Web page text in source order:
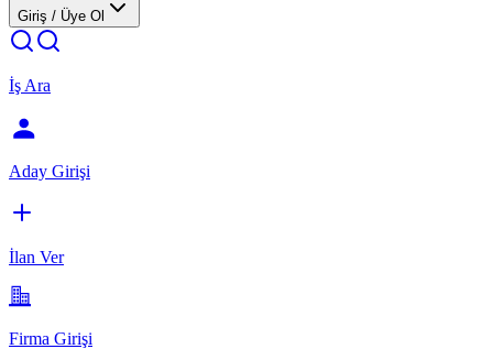
Giriş / Üye Ol
İş Ara
Aday Girişi
İlan Ver
Firma Girişi